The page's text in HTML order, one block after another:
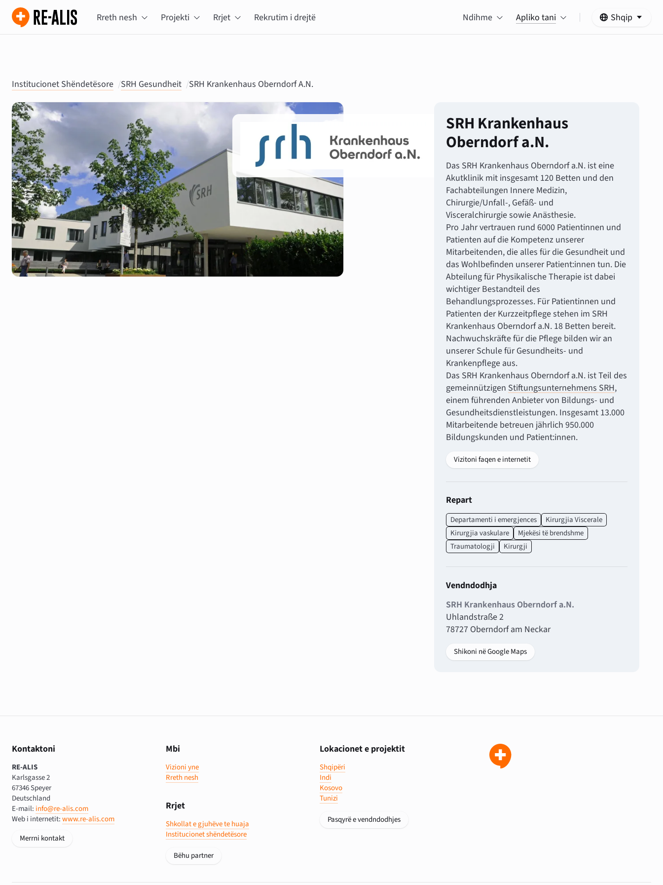
Rreth nesh Projekti Rrjet Rekrutim i drejtë Ndihme Apliko tani Shqip
Institucionet Shëndetësore / SRH Gesundheit /SRH Krankenhaus Oberndorf A.N.
SRH Krankenhaus
Oberndorf a.N.
Das SRH Krankenhaus Oberndorf a.N. ist eine
Akutklinik mit insgesamt 120 Betten und den
Fachabteilungen Innere Medizin,
Chirurgie/Unfall-, Gefäß- und
Visceralchirurgie sowie Anästhesie.
Pro Jahr vertrauen rund 6000 Patientinnen und
Patienten auf die Kompetenz unserer
Mitarbeitenden, die alles für die Gesundheit und
das Wohlbefinden unserer Patient:innen tun. Die
Abteilung für Physikalische Therapie ist dabei
wichtiger Bestandteil des
Behandlungsprozesses. Für Patientinnen und
Patienten der Kurzzeitpflege stehen im SRH
Krankenhaus Oberndorf a.N. 18 Betten bereit.
Nachwuchskräfte für die Pflege bilden wir an
unserer Schule für Gesundheits- und
Krankenpflege aus.
Das SRH Krankenhaus Oberndorf a.N. ist Teil des
gemeinnützigen Stiftungsunternehmens SRH,
einem führenden Anbieter von Bildungs- und
Gesundheitsdienstleistungen. Insgesamt 13.000
Mitarbeitende betreuen jährlich 950.000
Bildungskunden und Patient:innen.
Vizitoni faqen e internetit
Repart
Departamenti i emergjences
Kirurgjia Viscerale
Kirurgjia vaskulare
Mjekësi të brendshme
Traumatologji
Kirurgji
Vendndodhja
SRH Krankenhaus Oberndorf a.N.
Uhlandstraße 2
78727 Oberndorf am Neckar
Shikoni në Google Maps
Kontaktoni
RE-ALIS
Karlsgasse 2
67346 Speyer
Deutschland
E-mail: info@re-alis.com
Web i internetit:www.re-alis.com
Merrni kontakt
Mbi
Vizioni yne
Rreth nesh
Rrjet
Shkollat e gjuhëve te huaja
Institucionet shëndetësore
Bëhu partner
Lokacionet e projektit
Shqipëri
Indi
Kosovo
Tunizi
Pasqyrë e vendndodhjes